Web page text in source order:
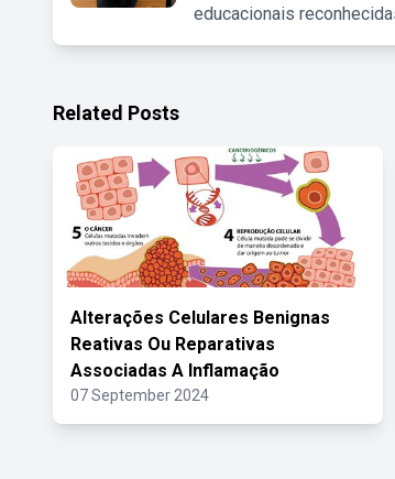
educacionais
Related Posts
Alterações Celulares Benignas
Reativas Ou Reparativas
Associadas A Inflamação
07 September 2024